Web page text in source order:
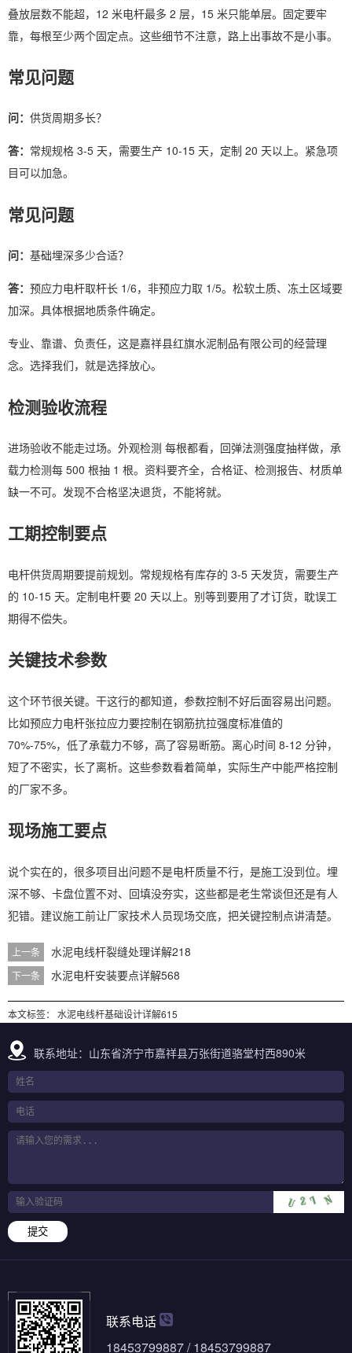
叠放层数不能超，12 米电杆最多 2 层，15 米只能单层。固定要牢
靠，每根至少两个固定点。这些细节不注意，路上出事故不是小事。
常见问题
问： 供货周期多长？
答： 常规规格 3-5 天，需要生产 10-15 天，定制 20 天以上。紧急项
目可以加急。
常见问题
问： 基础埋深多少合适？
答： 预应力电杆取杆长 1/6，非预应力取 1/5。松软土质、冻土区域要
加深。具体根据地质条件确定。
专业、靠谱、负责任，这是嘉祥县红旗水泥制品有限公司的经营理
念。选择我们，就是选择放心。
检测验收流程
进场验收不能走过场。外观检测 每根都看，回弹法测强度抽样做，承
载力检测每 500 根抽 1 根。资料要齐全，合格证、检测报告、材质单
缺一不可。发现不合格坚决退货，不能将就。
工期控制要点
电杆供货周期要提前规划。常规规格有库存的 3-5 天发货，需要生产
的 10-15 天。定制电杆要 20 天以上。别等到要用了才订货，耽误工
期得不偿失。
关键技术参数
这个环节很关键。干这行的都知道，参数控制不好后面容易出问题。
比如预应力电杆张拉应力要控制在钢筋抗拉强度标准值的
70%-75%，低了承载力不够，高了容易断筋。离心时间 8-12 分钟，
短了不密实，长了离析。这些参数看着简单，实际生产中能严格控制
的厂家不多。
现场施工要点
说个实在的，很多项目出问题不是电杆质量不行，是施工没到位。埋
深不够、卡盘位置不对、回填没夯实，这些都是老生常谈但还是有人
犯错。建议施工前让厂家技术人员现场交底，把关键控制点讲清楚。
上一条 水泥电线杆裂缝处理详解218
下一条 水泥电杆安装要点详解568
本文标签： 水泥电线杆基础设计详解615
联系地址：山东省济宁市嘉祥县万张街道骆堂村西890米
提交
联系电话
18453799887 / 18453799887